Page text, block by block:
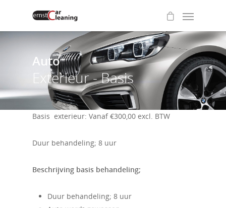
Auto
Exterieur - Basis
Basis exterieur: Vanaf €300,00 excl. BTW
Duur behandeling; 8 uur
Beschrijving basis behandeling;
Duur behandeling; 8 uur